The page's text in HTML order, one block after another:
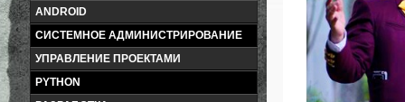
ANDROID
СИСТЕМНОЕ АДМИНИСТРИРОВАНИЕ
УПРАВЛЕНИЕ ПРОЕКТАМИ
PYTHON